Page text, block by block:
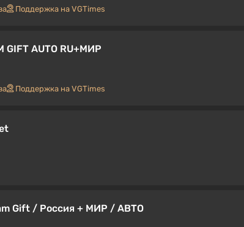
Поддержка на VGTimes
GIFT AUTO RU+МИР
Поддержка на VGTimes
Gift / Россия + МИР / АВТО